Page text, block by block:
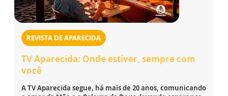
REVISTA DE APARECIDA
TV Aparecida: Onde estiver, sempre com
você
A TV Aparecida segue, há mais de 20 anos, comunicando